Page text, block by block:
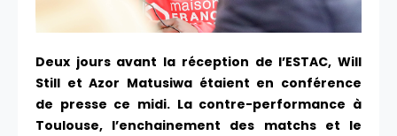
Deux jours avant la réception de l’ESTAC, Will
Still et Azor Matusiwa étaient en conférence
de presse ce midi. La contre-performance à
Toulouse, l’enchainement des matchs et le